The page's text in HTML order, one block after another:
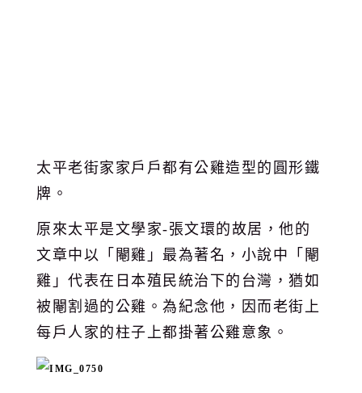
太平老街家家戶戶都有公雞造型的圓形鐵
牌。
原來太平是文學家-張文環的故居，他的
文章中以「閹雞」最為著名，小說中「閹
雞」代表在日本殖民統治下的台灣，猶如
被閹割過的公雞。為紀念他，因而老街上
每戶人家的柱子上都掛著公雞意象。